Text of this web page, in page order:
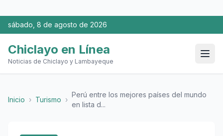
sábado, 8 de agosto de 2026
Chiclayo en Línea
Noticias de Chiclayo y Lambayeque
Inicio › Turismo ›
Perú entre los mejores países del mundo
en lista d...